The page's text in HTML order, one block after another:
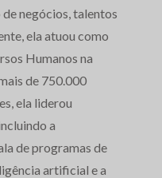
negócios, talentos
ela atuou como
Humanos na
de 750.000
ela liderou
a
de programas de
artificial e a